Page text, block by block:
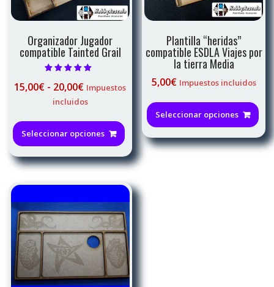
de
Organizador Jugador
compatible Tainted Grail
4.83
de 5
15,00€ - 20,00€Rango
de
15,00€
hasta
20,00€
Impuestos
incluidos
Seleccionar opciones
producto
tiene
múltiples
variantes.
Las
opciones
se
pueden
elegir
en
la
página
Plantilla “heridas”
compatible ESDLA Viajes por
la tierra Media
5,00€ Impuestos incluidos
Seleccionar opciones